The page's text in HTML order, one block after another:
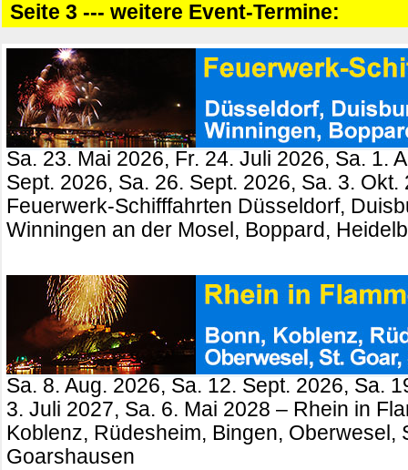
Seite 3 --- weitere Event-Termine:
Sa. 23. Mai 2026, Fr. 24. Juli 2026, Sa. 1.
Sept. 2026, Sa. 26. Sept. 2026, Sa. 3. Okt.
Feuerwerk-Schifffahrten Düsseldorf,
Winningen an der Mosel, Boppard,
Sa. 8. Aug. 2026, Sa. 12. Sept. 2026, Sa.
3. Juli 2027, Sa. 6. Mai 2028 – Rhein in
Koblenz, Rüdesheim, Bingen, Oberwesel,
Goarshausen